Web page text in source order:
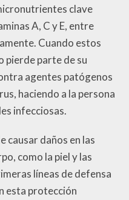
clave
A, C y E, entre
Cuando estos
pierde parte de su
agentes patógenos
haciendo a la persona
infecciosas.
causar daños en las
como la piel y las
líneas de defensa
esta protección